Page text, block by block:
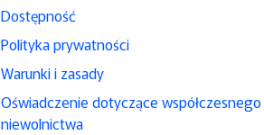
Dostępność
Polityka prywatności
Warunki i zasady
Oświadczenie dotyczące współczesnego
niewolnictwa